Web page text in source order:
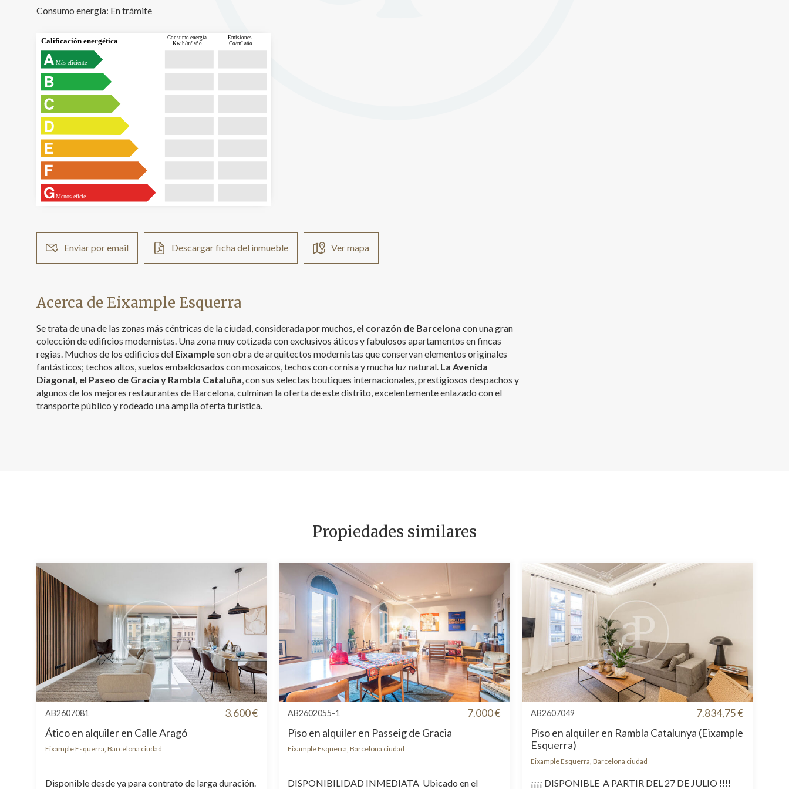
Consumo energía: En trámite
Más eficiente
Menos eficie
Calificación energética
Consumo energía
Kw h/m² año
Emisiones
Co/m² año
Enviar por email Descargar ficha del inmueble Ver mapa
Acerca de Eixample Esquerra
Se trata de una de las zonas más céntricas de la ciudad, considerada por muchos, el corazón de Barcelona con una gran
colección de edificios modernistas. Una zona muy cotizada con exclusivos áticos y fabulosos apartamentos en fincas
regias. Muchos de los edificios del Eixampleson obra de arquitectos modernistas que conservan elementos originales
fantásticos; techos altos, suelos embaldosados con mosaicos, techos con cornisa y mucha luz natural. La Avenida
Diagonal, el Paseo de Gracia y Rambla Cataluña , con sus selectas boutiques internacionales, prestigiosos despachos y
algunos de los mejores restaurantes de Barcelona, culminan la oferta de este distrito, excelentemente enlazado con el
transporte público y rodeado una amplia oferta turística.
Propiedades similares
AB2607081 3.600 €
Ático en alquiler en Calle Aragó
Eixample Esquerra, Barcelona ciudad
Disponible desde ya para contrato de larga duración.
AB2602055-1 7.000 €
Piso en alquiler en Passeig de Gracia
Eixample Esquerra, Barcelona ciudad
DISPONIBILIDAD INMEDIATA Ubicado en el
AB2607049 7.834,75 €
Piso en alquiler en Rambla Catalunya (Eixample
Esquerra)
Eixample Esquerra, Barcelona ciudad
¡¡¡¡ DISPONIBLE A PARTIR DEL 27 DE JULIO !!!!